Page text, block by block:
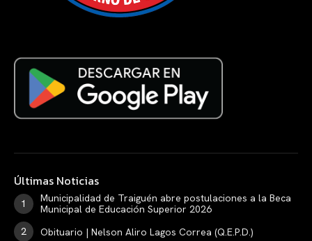
Últimas Noticias
Municipalidad de Traiguén abre postulaciones a la Beca
Municipal de Educación Superior 2026
Obituario | Nelson Aliro Lagos Correa (Q.E.P.D.)